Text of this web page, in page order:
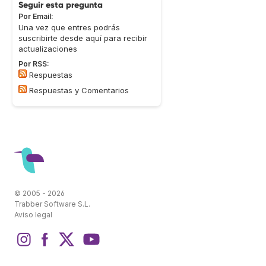
Seguir esta pregunta
Por Email:
Una vez que entres podrás
suscribirte desde aquí para recibir
actualizaciones
Por RSS:
Respuestas
Respuestas y Comentarios
© 2005 - 2026
Trabber Software S.L.
Aviso legal